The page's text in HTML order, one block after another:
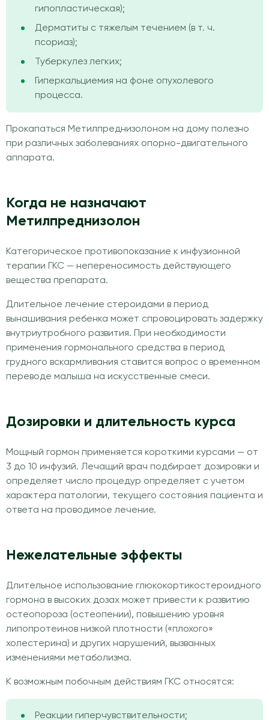
гипопластическая);
Дерматиты с тяжелым течением (в т. ч.
псориаз);
Туберкулез легких;
Гиперкальциемия на фоне опухолевого
процесса.
Прокапаться Метилпреднизолоном на дому полезно
при различных заболеваниях опорно-двигательного
аппарата.
Когда не назначают
Метилпреднизолон
Категорическое противопоказание к инфузионной
терапии ГКС — непереносимость действующего
вещества препарата.
Длительное лечение стероидами в период
вынашивания ребенка может спровоцировать задержку
внутриутробного развития. При необходимости
применения гормонального средства в период
грудного вскармливания ставится вопрос о временном
переводе малыша на искусственные смеси.
Дозировки и длительность курса
Мощный гормон применяется короткими курсами — от
3 до 10 инфузий. Лечащий врач подбирает дозировки и
определяет число процедур определяет с учетом
характера патологии, текущего состояния пациента и
ответа на проводимое лечение.
Нежелательные эффекты
Длительное использование глюкокортикостероидного
гормона в высоких дозах может привести к развитию
остеопороза (остеопении), повышению уровня
липопротеинов низкой плотности («плохого»
холестерина) и других нарушений, вызванных
изменениями метаболизма.
К возможным побочным действиям ГКС относятся:
Реакции гиперчувствительности;